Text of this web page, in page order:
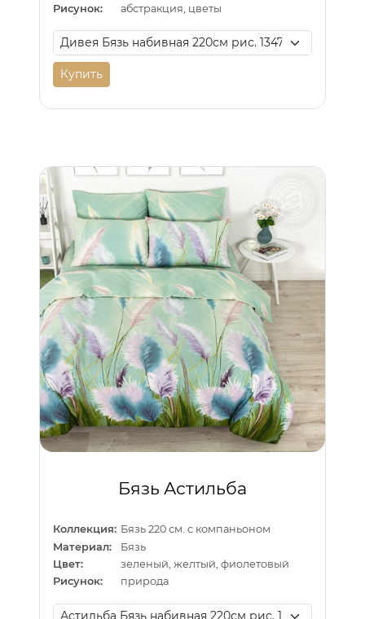
Рисунок:
абстракция, цветы
Купить
Бязь Астильба
Коллекция: Бязь 220 см. с компаньоном
Материал:
Бязь
Цвет:
зеленый, желтый, фиолетовый
Рисунок:
природа